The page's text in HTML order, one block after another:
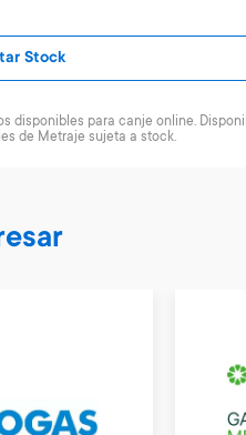
Stock
disponibles para canje online.
de Metraje sujeta a stock.